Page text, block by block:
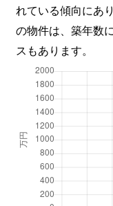
れている傾向にあ
の物件は、築年数
スもあります。